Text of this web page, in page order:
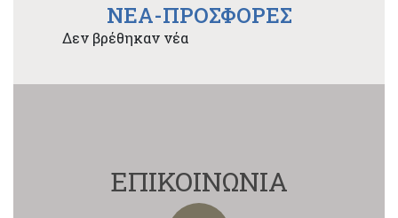
NEA-ΠΡΟΣΦΟΡΕΣ
Δεν βρέθηκαν νέα
ΕΠΙΚΟΙΝΩΝΙΑ